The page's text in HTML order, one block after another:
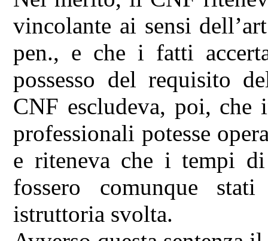
vincolante ai sensi
pen., e che i fatti
possesso del requisito
CNF escludeva, poi,
professionali potesse
e riteneva che i tempi
fossero comunque
istruttoria svolta.